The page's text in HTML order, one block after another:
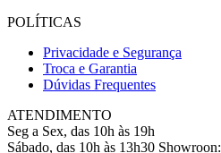
POLÍTICAS
Privacidade e Segurança
Troca e Garantia
Dúvidas Frequentes
ATENDIMENTO
Seg a Sex, das 10h às 19h
Sábado, das 10h às 13h30 Showroon: